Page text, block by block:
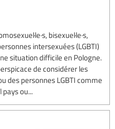
bisexuel·le·s,
intersexuées (LGBTI)
situation difficile en Pologne.
de considérer les
des personnes LGBTI comme
ou...